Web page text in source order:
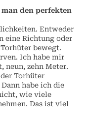
den perfekten
Entweder
eine Richtung oder
bewegt.
Ich habe mir
neun, zehn Meter.
Torhüter
habe ich die
wie viele
Das ist viel